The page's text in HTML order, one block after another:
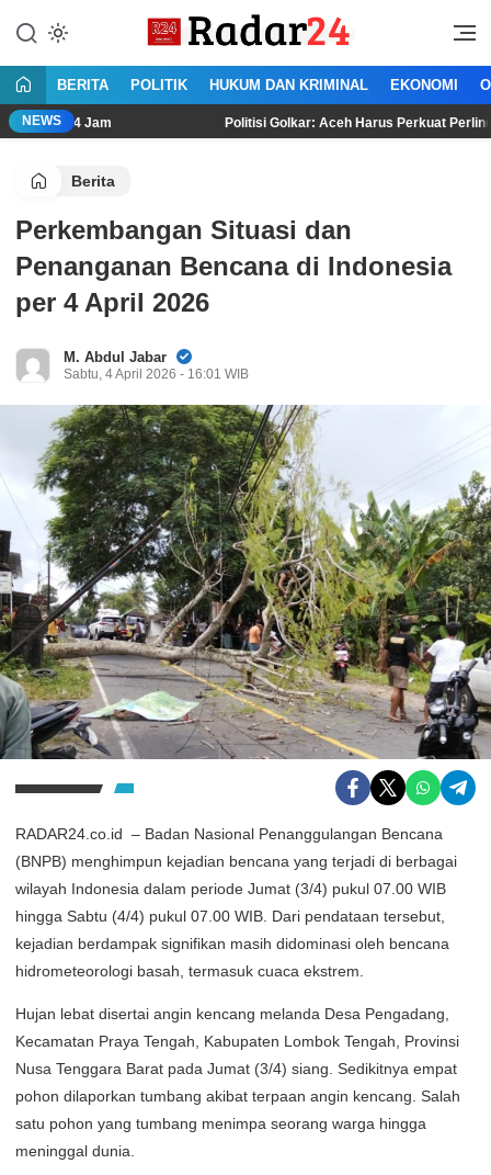
konten
Radar24.co.id
Jujur Lantang Bersuara
BERITA POLITIK HUKUM DAN KRIMINAL EKONOMI
NEWS Politisi Golkar: Aceh Harus Perkuat Perlindungan HAM
Berita
Perkembangan Situasi dan
Penanganan Bencana di Indonesia
per 4 April 2026
M. Abdul Jabar
Sabtu, 4 April 2026 - 16:01 WIB
RADAR24.co.id – Badan Nasional Penanggulangan Bencana
(BNPB) menghimpun kejadian bencana yang terjadi di berbagai
wilayah Indonesia dalam periode Jumat (3/4) pukul 07.00 WIB
hingga Sabtu (4/4) pukul 07.00 WIB. Dari pendataan tersebut,
kejadian berdampak signifikan masih didominasi oleh bencana
hidrometeorologi basah, termasuk cuaca ekstrem.
Hujan lebat disertai angin kencang melanda Desa Pengadang,
Kecamatan Praya Tengah, Kabupaten Lombok Tengah, Provinsi
Nusa Tenggara Barat pada Jumat (3/4) siang. Sedikitnya empat
pohon dilaporkan tumbang akibat terpaan angin kencang. Salah
satu pohon yang tumbang menimpa seorang warga hingga
meninggal dunia.